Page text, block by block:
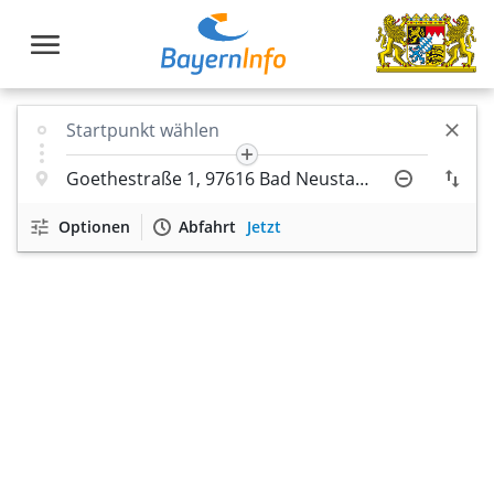
Optionen Abfahrt Jetzt